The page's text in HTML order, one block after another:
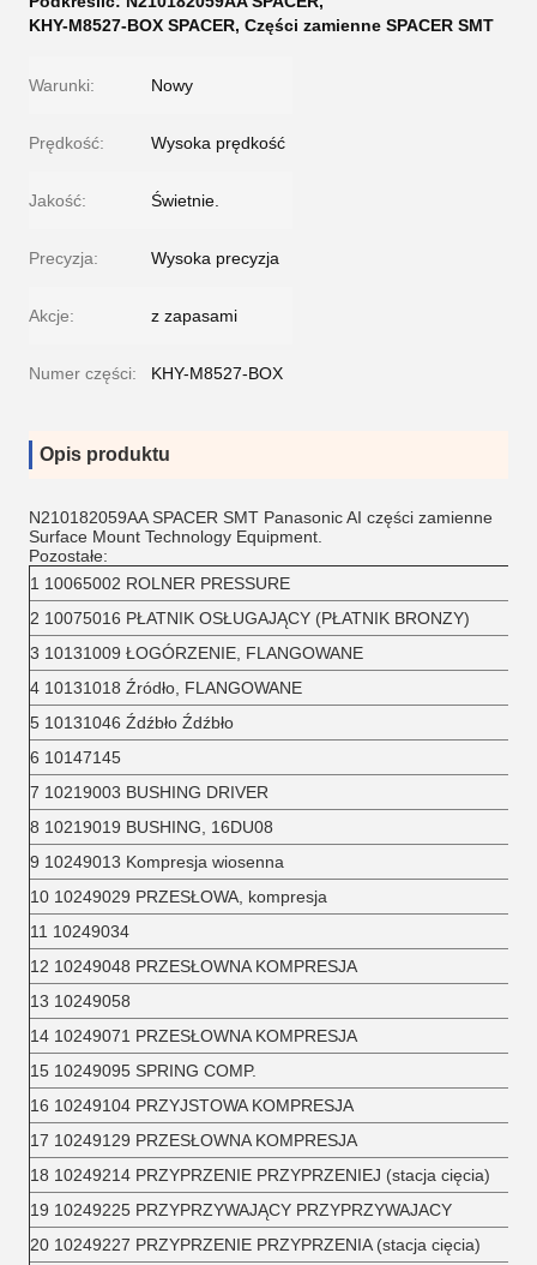
KHY-M8527-BOX SPACER, Części zamienne SPACER SMT
Warunki: Nowy
Prędkość: Wysoka prędkość
Jakość: Świetnie.
Precyzja: Wysoka precyzja
Akcje: z zapasami
Numer części: KHY-M8527-BOX
Opis produktu
N210182059AA SPACER SMT Panasonic AI części zamienne
Surface Mount Technology Equipment.
Pozostałe:
1 10065002 ROLNER PRESSURE
2 10075016 PŁATNIK OSŁUGAJĄCY (PŁATNIK BRONZY)
3 10131009 ŁOGÓRZENIE, FLANGOWANE
4 10131018 Źródło, FLANGOWANE
5 10131046 Źdźbło Źdźbło
6 10147145
7 10219003 BUSHING DRIVER
8 10219019 BUSHING, 16DU08
9 10249013 Kompresja wiosenna
10 10249029 PRZESŁOWA, kompresja
11 10249034
12 10249048 PRZESŁOWNA KOMPRESJA
13 10249058
14 10249071 PRZESŁOWNA KOMPRESJA
15 10249095 SPRING COMP.
16 10249104 PRZYJSTOWA KOMPRESJA
17 10249129 PRZESŁOWNA KOMPRESJA
18 10249214 PRZYPRZENIE PRZYPRZENIEJ (stacja cięcia)
19 10249225 PRZYPRZYWAJĄCY PRZYPRZYWAJACY
20 10249227 PRZYPRZENIE PRZYPRZENIA (stacja cięcia)